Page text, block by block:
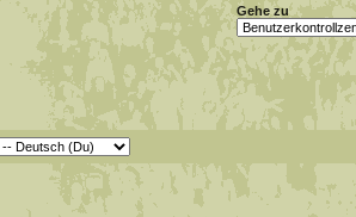
Gehe zu